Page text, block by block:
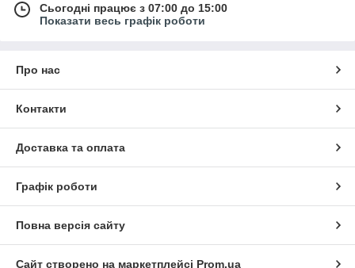
Сьогодні працює з 07:00 до 15:00
Показати весь графік роботи
Про нас
Контакти
Доставка та оплата
Графік роботи
Повна версія сайту
Сайт створено на маркетплейсі Prom.ua